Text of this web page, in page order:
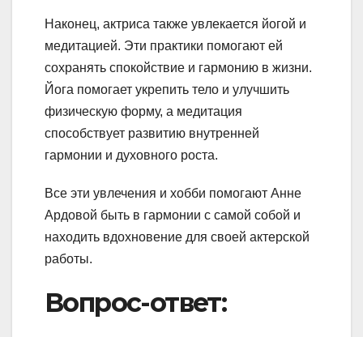
Наконец, актриса также увлекается йогой и
медитацией. Эти практики помогают ей
сохранять спокойствие и гармонию в жизни.
Йога помогает укрепить тело и улучшить
физическую форму, а медитация
способствует развитию внутренней
гармонии и духовного роста.
Все эти увлечения и хобби помогают Анне
Ардовой быть в гармонии с самой собой и
находить вдохновение для своей актерской
работы.
Вопрос-ответ: